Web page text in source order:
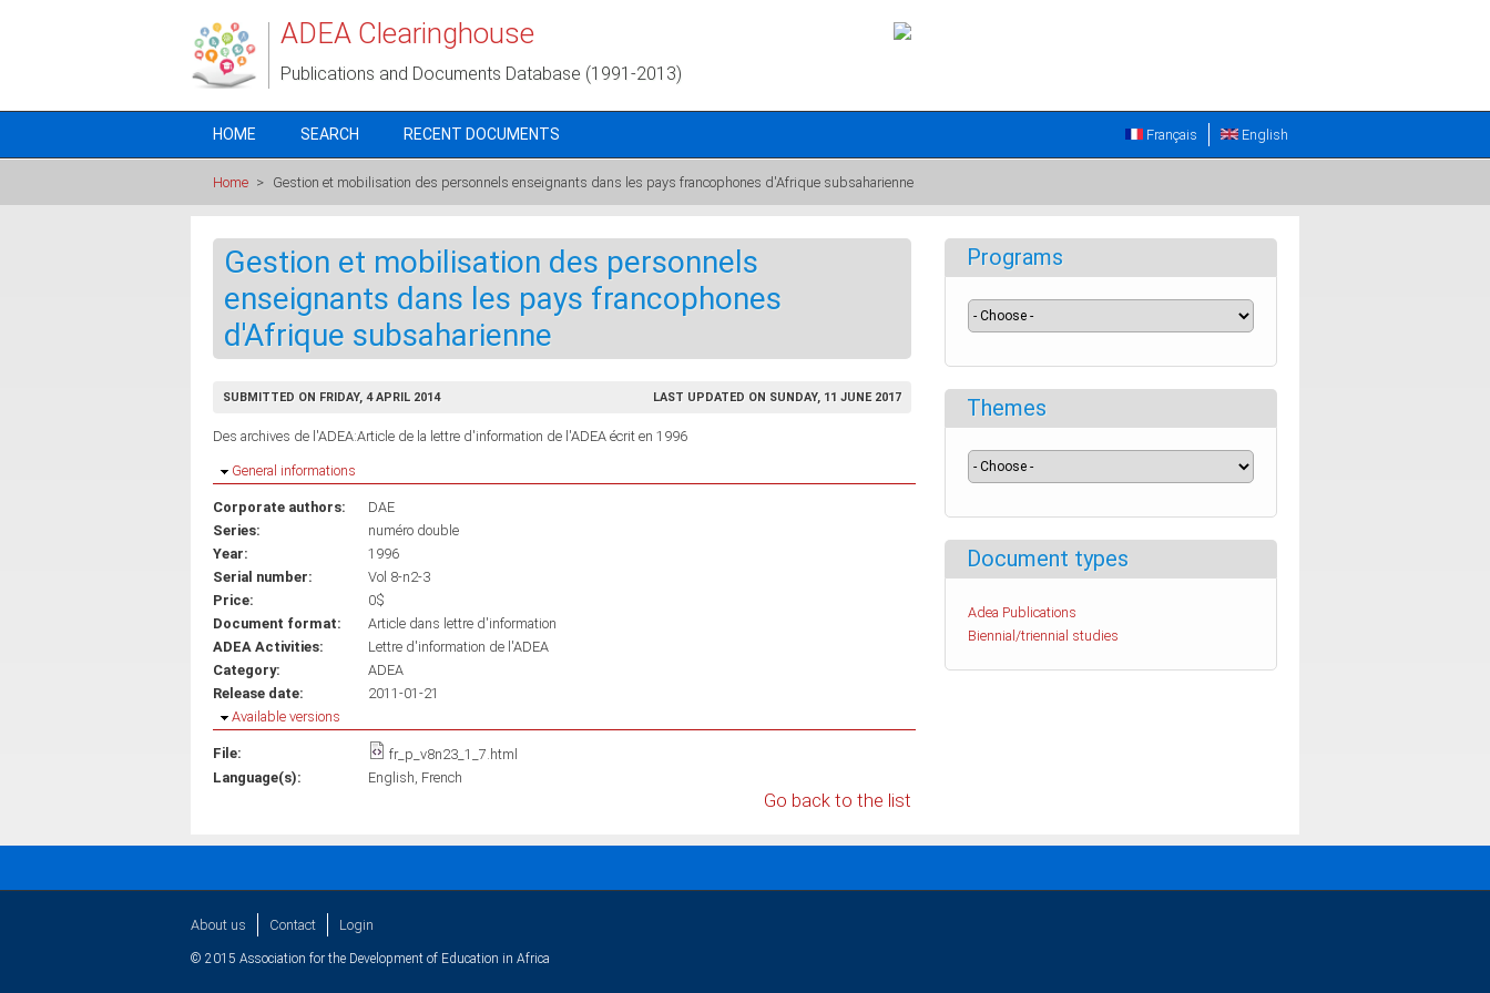
ADEA Clearinghouse
Publications and Documents Database (1991-2013)
HOME SEARCH RECENT DOCUMENTS English
Français
Home > Gestion et mobilisation des personnels enseignants dans les pays francophones d'Afrique subsaharienne
Gestion et mobilisation des personnels
enseignants dans les pays francophones
d'Afrique subsaharienne
SUBMITTED ON FRIDAY, 4 APRIL 2014 LAST UPDATED ON SUNDAY, 11 JUNE 2017
Des archives de l'ADEA:Article de la lettre d'information de l'ADEA écrit en 1996
Hide
General informations
Corporate authors:
DAE
Series:
numéro double
Year:
1996
Serial number:
Vol 8-n2-3
Price:
0$
Document format:
Article dans lettre d'information
ADEA Activities:
Lettre d'information de l'ADEA
Category:
ADEA
Release date:
2011-01-21
Hide
Available versions
File:
fr_p_v8n23_1_7.html
Language(s):
English French
Go back to the list
Programs
Themes
Document types
Adea Publications
Biennial/triennial studies
About us Contact Login
© 2015 Association for the Development of Education in Africa